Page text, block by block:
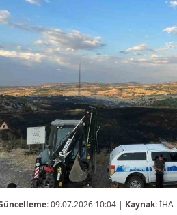
09.07.2026 10:04 | Kaynak:İHA